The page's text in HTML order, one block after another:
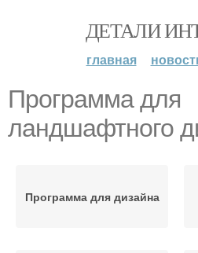
ДЕТАЛИ
главная
Программа для
ландшафтного
Программа для дизайна